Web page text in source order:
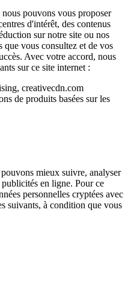
pouvons vous proposer
d'intérêt, des contenus
sur notre site ou nos
que vous consultez et de vos
Avec votre accord, nous
sur ce site internet :
creativecdn.com
de produits basées sur les
mieux suivre, analyser
en ligne. Pour ce
personnelles cryptées avec
suivants, à condition que vous